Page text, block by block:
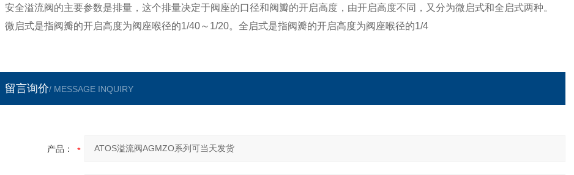
安全溢流阀的主要参数是排量，这个排量决定于阀座的口径和阀瓣的开启高度，由开启高度不同，又分为微启式和全启式两种。
微启式是指阀瓣的开启高度为阀座喉径的1/40～1/20。全启式是指阀瓣的开启高度为阀座喉径的1/4
留言询价/ MESSAGE INQUIRY
产品：